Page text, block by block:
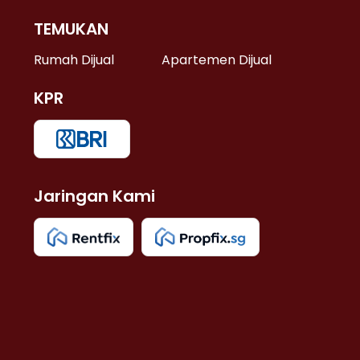
TEMUKAN
Rumah Dijual Apartemen Dijual
KPR
Jaringan Kami